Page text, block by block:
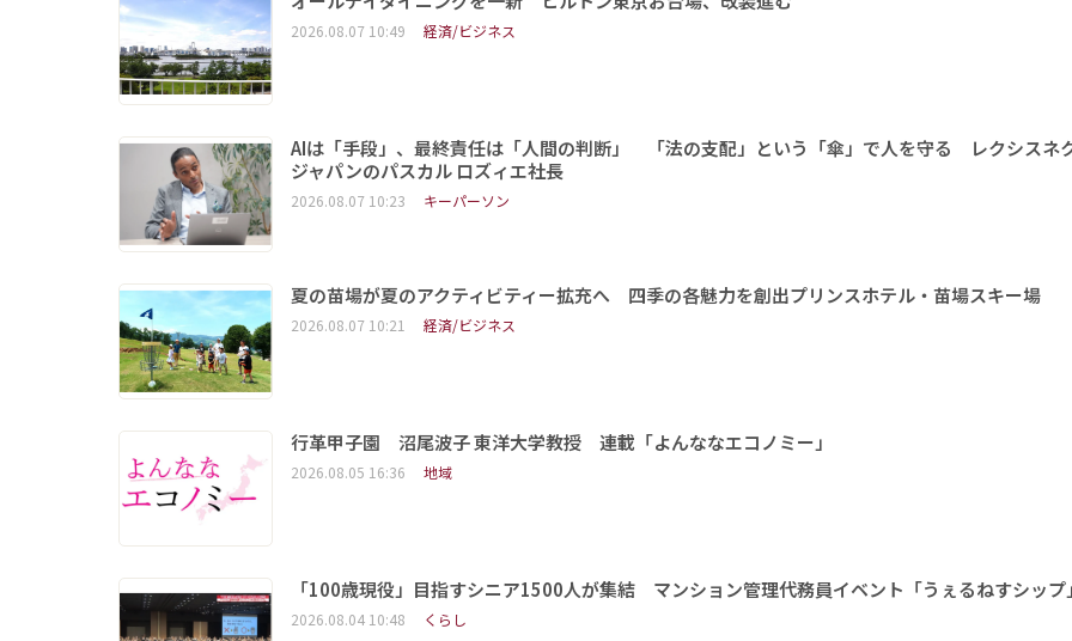
2026.08.07 10:49 経済/ビジネス
AIは「手段」、最終責任は「人間の判断」 「法の支配」という「傘」で人を守る レクシスネ
ジャパンのパスカル ロズィエ社長
2026.08.07 10:23 キーパーソン
夏の苗場が夏のアクティビティー拡充へ 四季の各魅力を創出プリンスホテル・苗場スキー場
2026.08.07 10:21 経済/ビジネス
行革甲子園 沼尾波子 東洋大学教授 連載「よんななエコノミー」
2026.08.05 16:36 地域
「100歳現役」目指すシニア1500人が集結 マンション管理代務員イベント「うぇるねすシップ
2026.08.04 10:48 くらし